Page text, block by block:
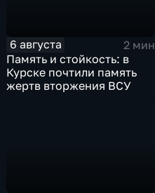
6 августа
2 мин
Память и стойкость: в
Курске почтили память
жертв вторжения ВСУ